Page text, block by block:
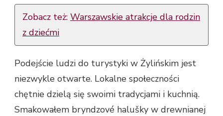
Zobacz też: Warszawskie atrakcje dla rodzin
z dziećmi
Podejście ludzi do turystyki w Żylińskim jest
niezwykle otwarte. Lokalne społeczności
chętnie dzielą się swoimi tradycjami i kuchnią.
Smakowałem bryndzové halušky w drewnianej